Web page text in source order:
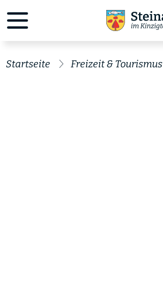
Startseite Freizeit & Tourismus